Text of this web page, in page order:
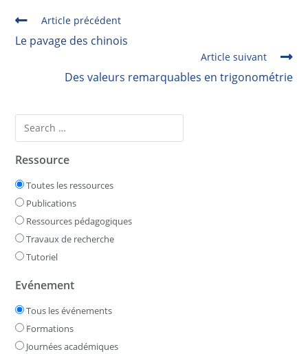
Article précédent
Le pavage des chinois
Article suivant
Des valeurs remarquables en trigonométrie
Ressource
Toutes les ressources
Publications
Ressources pédagogiques
Travaux de recherche
Tutoriel
Evénement
Tous les événements
Formations
Journées académiques